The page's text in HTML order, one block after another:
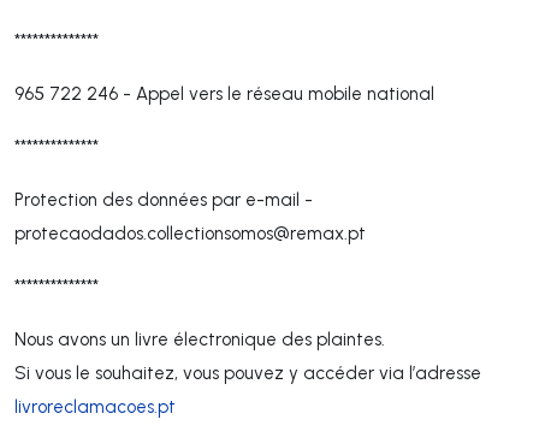
**************
965 722 246 - Appel vers le réseau mobile national
**************
Protection des données par e-mail -
protecaodados.collectionsomos@remax.pt
**************
Nous avons un livre électronique des plaintes.
Si vous le souhaitez, vous pouvez y accéder via l’adresse
livroreclamacoes.pt